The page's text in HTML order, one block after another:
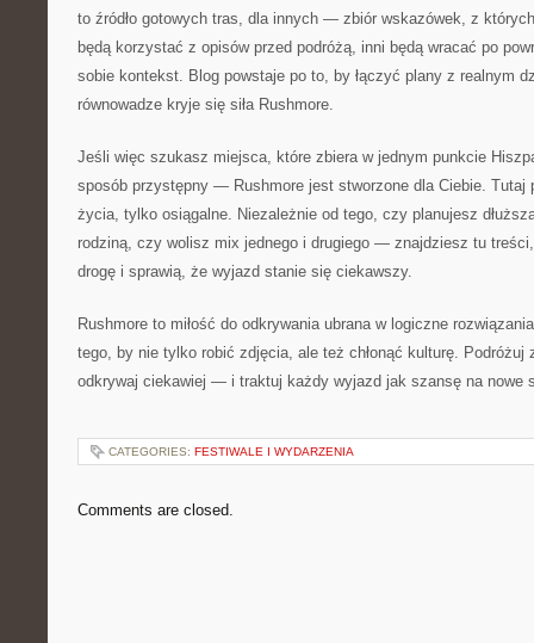
to źródło gotowych tras, dla innych — zbiór wskazówek, z których
będą korzystać z opisów przed podróżą, inni będą wracać po
sobie kontekst. Blog powstaje po to, by łączyć plany z realnym
równowadze kryje się siła Rushmore.
Jeśli więc szukasz miejsca, które zbiera w jednym punkcie
sposób przystępny — Rushmore jest stworzone dla Ciebie. Tutaj
życia, tylko osiągalne. Niezależnie od tego, czy planujesz
rodziną, czy wolisz mix jednego i drugiego — znajdziesz tu
drogę i sprawią, że wyjazd stanie się ciekawszy.
Rushmore to miłość do odkrywania ubrana w logiczne
tego, by nie tylko robić zdjęcia, ale też chłonąć kulturę. Podróżuj
odkrywaj ciekawiej — i traktuj każdy wyjazd jak szansę na nowe
CATEGORIES: FESTIWALE I WYDARZENIA
Comments are closed.